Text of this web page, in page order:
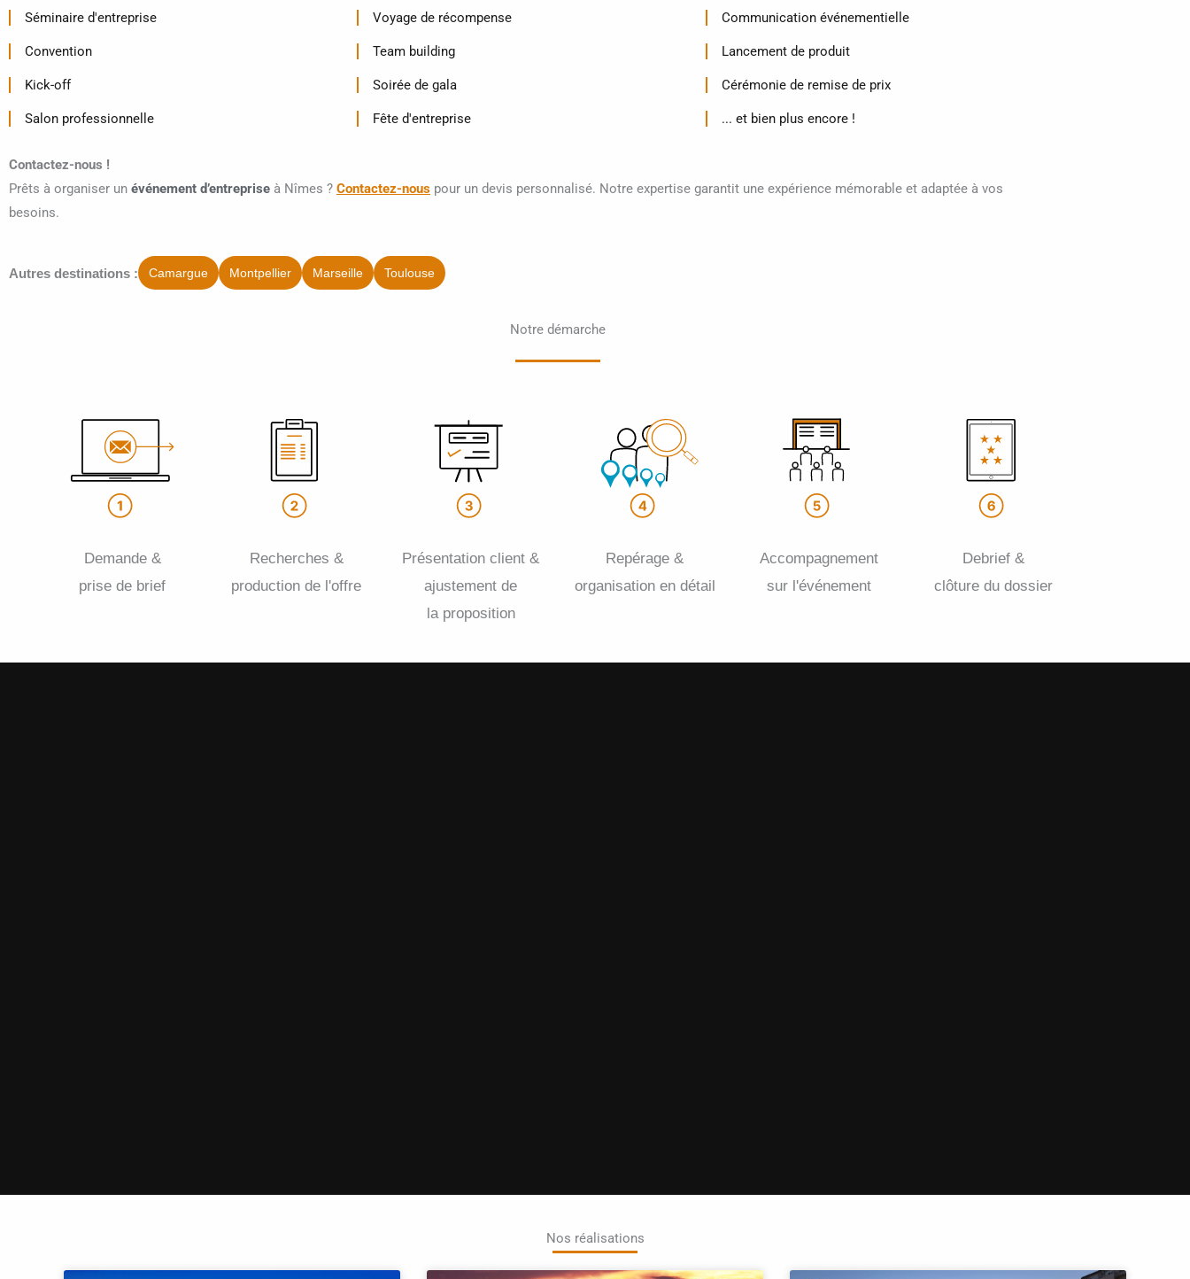
Séminaire d'entreprise Voyage de récompense Communication événementielle
Convention Team building Lancement de produit
Kick-off Soirée de gala Cérémonie de remise de prix
Salon professionnelle Fête d'entreprise ... et bien plus encore !
Contactez-nous !
Prêts à organiser un événement d’entreprise à Nîmes ? Contactez-nous pour un devis personnalisé. Notre expertise garantit une expérience mémorable et adaptée à vos
besoins.
Autres destinations : Camargue Montpellier Marseille Toulouse
Notre démarche
Demande &
prise de brief
Recherches &
production de l'offre
Présentation client &
ajustement de
la proposition
Repérage &
organisation en détail
Accompagnement
sur l'événement
Debrief &
clôture du dossier
Nos réalisations